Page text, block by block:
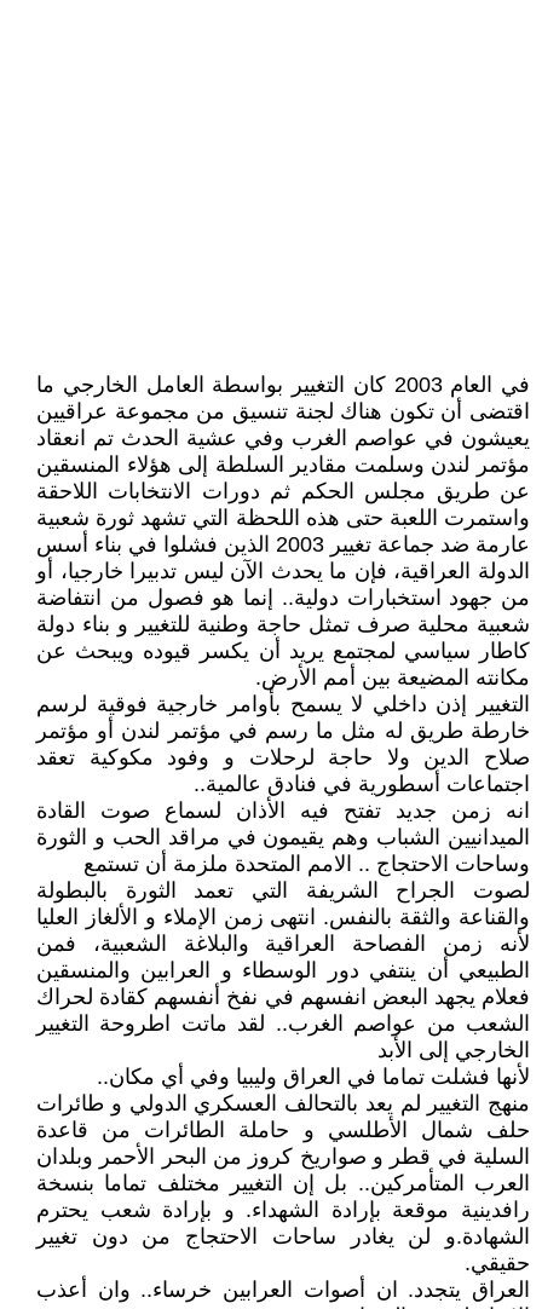
في العام 2003 كان التغيير بواسطة العامل الخارجي ما
اقتضى أن تكون هناك لجنة تنسيق من مجموعة عراقيين
يعيشون في عواصم الغرب وفي عشية الحدث تم انعقاد
مؤتمر لندن وسلمت مقادير السلطة إلى هؤلاء المنسقين
عن طريق مجلس الحكم ثم دورات الانتخابات اللاحقة
واستمرت اللعبة حتى هذه اللحظة التي تشهد ثورة شعبية
عارمة ضد جماعة تغيير 2003 الذين فشلوا في بناء أسس
الدولة العراقية، فإن ما يحدث الآن ليس تدبيرا خارجيا، أو
من جهود استخبارات دولية.. إنما هو فصول من انتفاضة
شعبية محلية صرف تمثل حاجة وطنية للتغيير و بناء دولة
كاطار سياسي لمجتمع يريد أن يكسر قيوده ويبحث عن
مكانته المضيعة بين أمم الأرض.
التغيير إذن داخلي لا يسمح بأوامر خارجية فوقية لرسم
خارطة طريق له مثل ما رسم في مؤتمر لندن أو مؤتمر
صلاح الدين ولا حاجة لرحلات و وفود مكوكية تعقد
اجتماعات أسطورية في فنادق عالمية..
انه زمن جديد تفتح فيه الأذان لسماع صوت القادة
الميدانيين الشباب وهم يقيمون في مراقد الحب و الثورة
وساحات الاحتجاج .. الامم المتحدة ملزمة أن تستمع
لصوت الجراح الشريفة التي تعمد الثورة بالبطولة
والقناعة والثقة بالنفس. انتهى زمن الإملاء و الألغاز العليا
لأنه زمن الفصاحة العراقية والبلاغة الشعبية، فمن
الطبيعي أن ينتفي دور الوسطاء و العرابين والمنسقين
فعلام يجهد البعض انفسهم في نفخ أنفسهم كقادة لحراك
الشعب من عواصم الغرب.. لقد ماتت اطروحة التغيير
الخارجي إلى الأبد
لأنها فشلت تماما في العراق وليبيا وفي أي مكان..
منهج التغيير لم يعد بالتحالف العسكري الدولي و طائرات
حلف شمال الأطلسي و حاملة الطائرات من قاعدة
السلية في قطر و صواريخ كروز من البحر الأحمر وبلدان
العرب المتأمركين.. بل إن التغيير مختلف تماما بنسخة
رافدينية موقعة بإرادة الشهداء. و بإرادة شعب يحترم
الشهادة.و لن يغادر ساحات الاحتجاج من دون تغيير
حقيقي.
العراق يتجدد. ان أصوات العرابين خرساء.. وان أعذب